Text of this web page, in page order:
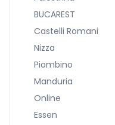
BUCAREST
Castelli Romani
Nizza
Piombino
Manduria
Online
Essen